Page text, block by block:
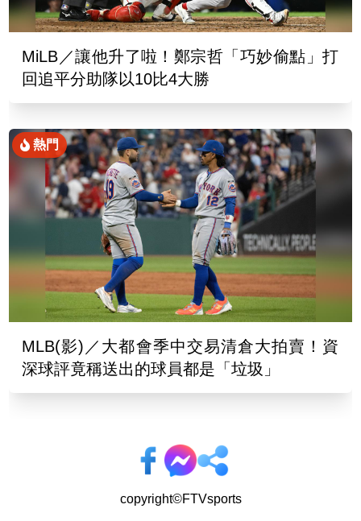
MiLB／讓他升了啦！鄭宗哲「巧妙偷點」打
回追平分助隊以10比4大勝
熱門
MLB(影)／大都會季中交易清倉大拍賣！資
深球評竟稱送出的球員都是「垃圾」
copyright©FTVsports